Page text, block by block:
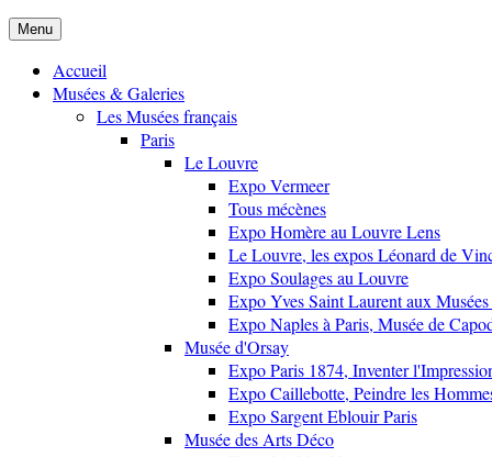
Menu
Accueil
Musées & Galeries
Les Musées français
Paris
Le Louvre
Expo Vermeer
Tous mécènes
Expo Homère au Louvre Lens
Le Louvre, les expos Léonard de
Expo Soulages au Louvre
Expo Yves Saint Laurent aux
Expo Naples à Paris, Musée de
Musée d'Orsay
Expo Paris 1874, Inventer
Expo Caillebotte, Peindre les
Expo Sargent Eblouir Paris
Musée des Arts Déco